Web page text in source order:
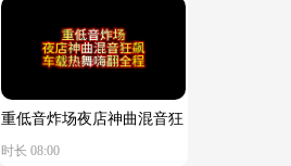
重低音炸场夜店神曲混音狂
飙车载热舞嗨翻全程
时长 08:00